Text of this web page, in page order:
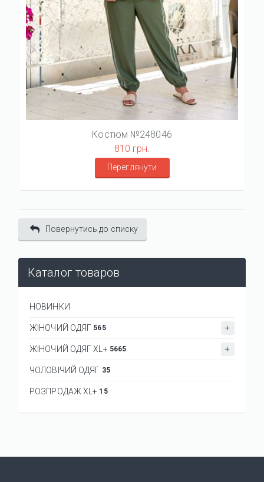
Костюм №248046
810 грн.
Переглянути
Повернутись до списку
Каталог товаров
НОВИНКИ
ЖІНОЧИЙ ОДЯГ 565
ЖІНОЧИЙ ОДЯГ XL+ 5665
ЧОЛОВІЧИЙ ОДЯГ 35
РОЗПРОДАЖ XL+ 15